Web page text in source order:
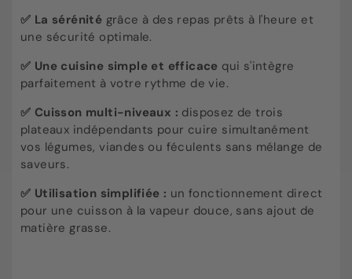
✅ La sérénité grâce à des repas prêts à l'heure et
une sécurité optimale.
✅ Une cuisine simple et efficace qui s'intègre
parfaitement à votre rythme de vie.
✅ Cuisson multi-niveaux : disposez de trois
plateaux indépendants pour cuire simultanément
vos légumes, viandes ou féculents sans mélange de
saveurs.
✅ Utilisation simplifiée : un fonctionnement direct
pour une cuisson à la vapeur douce, sans ajout de
matière grasse.